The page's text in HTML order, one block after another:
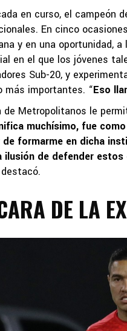
en curso, el campeón
En cinco
y en una oportunidad,
en el que los jóvenes
Sub-20, y
más importantes. “Eso
de Metropolitanos le
muchísimo, fue
de formarme en dicha
de defender
destacó.
DE LA